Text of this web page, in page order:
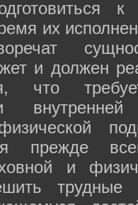
их
и должен
что
и
прежде
и